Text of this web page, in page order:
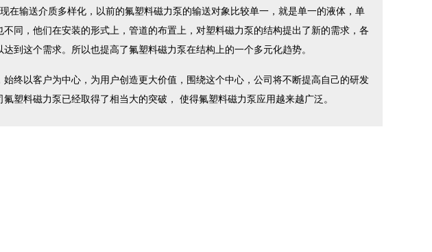
输送介质多样化，以前的氟塑料磁力泵的输送对象比较单一，就是单一的液体，单
同，他们在安装的形式上，管道的布置上，对塑料磁力泵的结构提出了新的需求，各
到这个需求。所以也提高了氟塑料磁力泵在结构上的一个多元化趋势。
以客户为中心，为用户创造更大价值，围绕这个中心，公司将不断提高自己的研发
塑料磁力泵已经取得了相当大的突破， 使得氟塑料磁力泵应用越来越广泛。